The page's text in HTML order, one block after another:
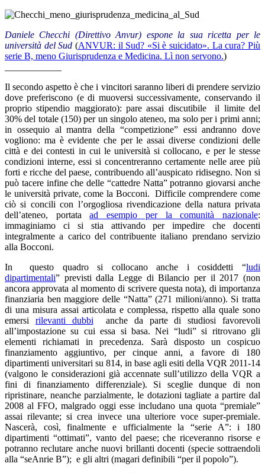
Daniele Checchi (Direttivo Anvur) espone la sua ricetta per le
università del Sud (ANVUR: il Sud? «Si è suicidato». La cura? Più
serie B, meno Giurisprudenza e Medicina. Lì non servono.)
Il secondo aspetto è che i vincitori saranno liberi di prendere servizio
dove preferiscono (e di muoversi successivamente, conservando il
proprio stipendio maggiorato): pare assai discutibile il limite del
30% del totale (150) per un singolo ateneo, ma solo per i primi anni;
in ossequio al mantra della “competizione” essi andranno dove
vogliono: ma è evidente che per le assai diverse condizioni delle
città e dei contesti in cui le università si collocano, e per le stesse
condizioni interne, essi si concentreranno certamente nelle aree più
forti e ricche del paese, contribuendo all’auspicato ridisegno. Non si
può tacere infine che delle “cattedre Natta” potranno giovarsi anche
le università private, come la Bocconi. Difficile comprendere come
ciò si concili con l’orgogliosa rivendicazione della natura privata
dell’ateneo, portataad esempio per la comunità nazionale:
immaginiamo ci si stia attivando per impedire che docenti
integralmente a carico del contribuente italiano prendano servizio
alla Bocconi.
In questo quadro si collocano anche i cosiddetti “ludi
dipartimentali” previsti dalla Legge di Bilancio per il 2017 (non
ancora approvata al momento di scrivere questa nota), di importanza
finanziaria ben maggiore delle “Natta” (271 milioni/anno). Si tratta
di una misura assai articolata e complessa, rispetto alla quale sono
emersi rilevanti dubbi anche da parte di studiosi favorevoli
all’impostazione su cui essa si basa. Nei “ludi” si ritrovano gli
elementi richiamati in precedenza. Sarà disposto un cospicuo
finanziamento aggiuntivo, per cinque anni, a favore di 180
dipartimenti universitari su 814, in base agli esiti della VQR 2011-14
(valgono le considerazioni già accennate sull’utilizzo della VQR a
fini di finanziamento differenziale). Si sceglie dunque di non
ripristinare, neanche parzialmente, le dotazioni tagliate a partire dal
2008 al FFO, malgrado oggi esse includano una quota “premiale”
assai rilevante; si crea invece una ulteriore voce super-premiale.
Nascerà, così, finalmente e ufficialmente la “serie A”: i 180
dipartimenti “ottimati”, vanto del paese; che riceveranno risorse e
potranno reclutare anche nuovi brillanti docenti (specie sottraendoli
alla “seAnrie B”); e gli altri (magari definibili “per il popolo”).